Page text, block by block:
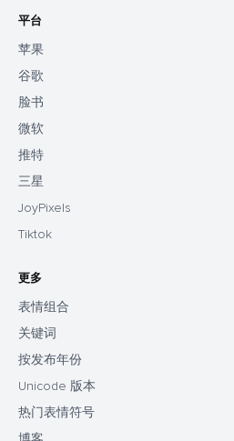
平台
苹果
谷歌
脸书
微软
推特
三星
JoyPixels
Tiktok
更多
表情组合
关键词
按发布年份
Unicode 版本
热门表情符号